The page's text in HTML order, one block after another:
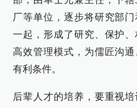
厂等单位，逐步将研究部
一起，形成了研究、保护
高效管理模式，为儒匠沟
有利条件。
后辈人才的培养，要重视